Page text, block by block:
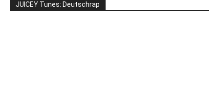
JUICEY Tunes: Deutschrap